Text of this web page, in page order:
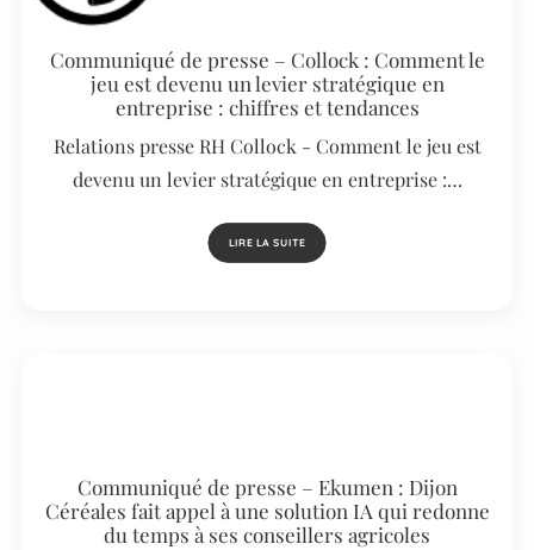
Communiqué de presse – Collock : Comment le
jeu est devenu un levier stratégique en
entreprise : chiffres et tendances
Relations presse RH Collock - Comment le jeu est
devenu un levier stratégique en entreprise :…
LIRE LA SUITE
Communiqué de presse – Ekumen : Dijon
Céréales fait appel à une solution IA qui redonne
du temps à ses conseillers agricoles